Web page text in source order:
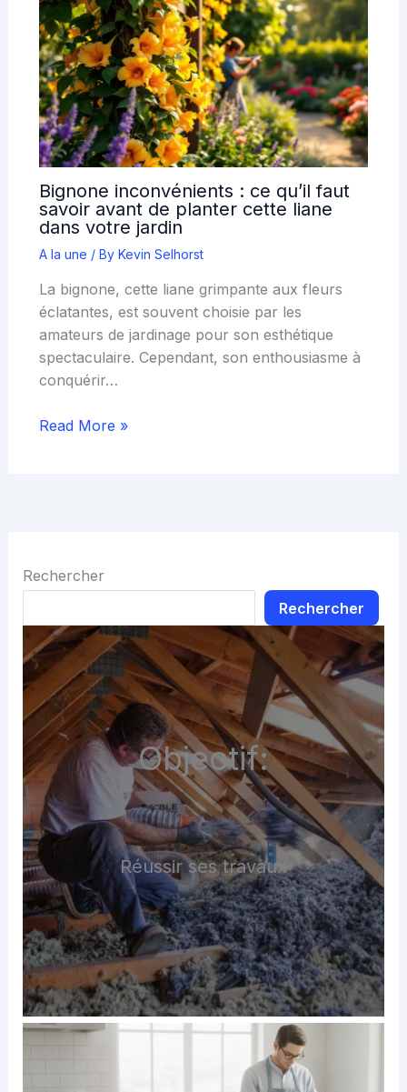
Bignone inconvénients : ce qu’il faut
savoir avant de planter cette liane
dans votre jardin
A la une / By Kevin Selhorst
La bignone, cette liane grimpante aux fleurs
éclatantes, est souvent choisie par les
amateurs de jardinage pour son esthétique
spectaculaire. Cependant, son enthousiasme à
conquérir…
Read More »
Rechercher
Rechercher
Objectif:
Réussir ses travaux